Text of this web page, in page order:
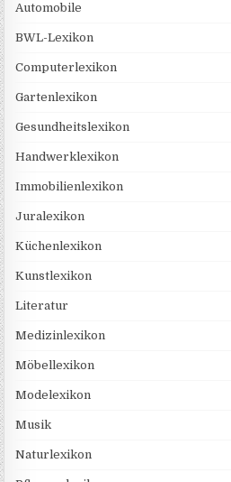
Automobile
BWL-Lexikon
Computerlexikon
Gartenlexikon
Gesundheitslexikon
Handwerklexikon
Immobilienlexikon
Juralexikon
Küchenlexikon
Kunstlexikon
Literatur
Medizinlexikon
Möbellexikon
Modelexikon
Musik
Naturlexikon